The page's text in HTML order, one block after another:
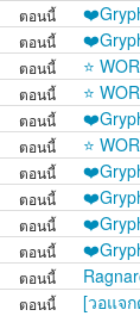
ตอนนี้
ตอนนี้
ตอนนี้
⭐
ตอนนี้
⭐
ตอนนี้
ตอนนี้
⭐
ตอนนี้
ตอนนี้
ตอนนี้
ตอนนี้
ตอนนี้
ตอนนี้
[วอแจ